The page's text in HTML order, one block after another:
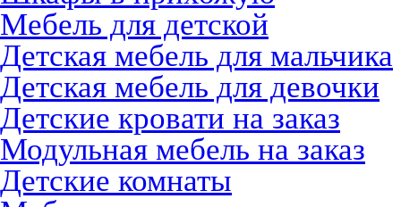
Мебель для детской
Детская мебель для мальчика
Детская мебель для девочки
Детские кровати на заказ
Модульная мебель на заказ
Детские комнаты